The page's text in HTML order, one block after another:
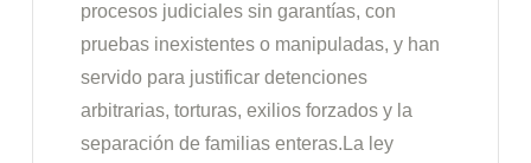
procesos judiciales sin garantías, con
pruebas inexistentes o manipuladas, y han
servido para justificar detenciones
arbitrarias, torturas, exilios forzados y la
separación de familias enteras.La ley